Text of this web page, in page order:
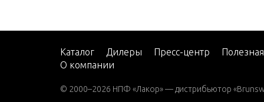
CMD
CMD
CMD
Каталог Дилеры Пресс-центр
О компании
© 2000–2026 НПФ «Лакор» — дистрибьютор